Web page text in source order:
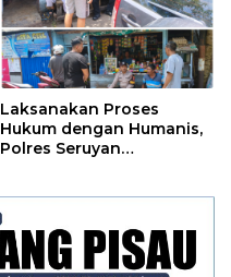
Laksanakan Proses
Hukum dengan Humanis,
Polres Seruyan